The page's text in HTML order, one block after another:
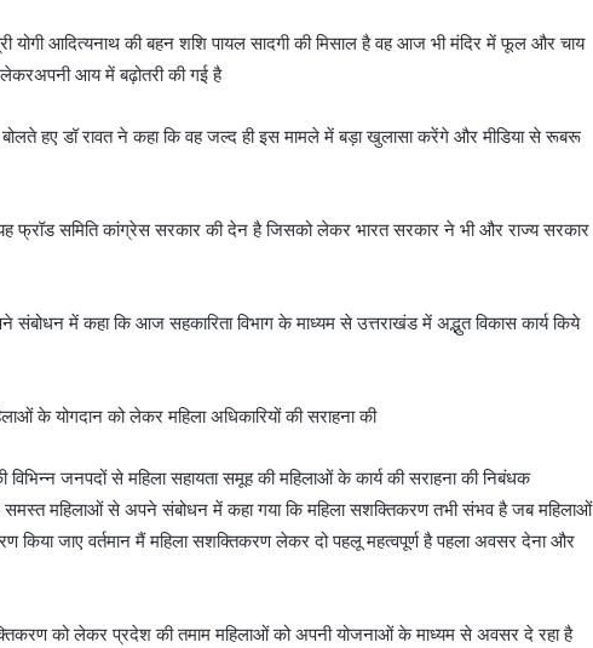
योगी आदित्यनाथ की बहन शशि पायल सादगी की मिसाल है वह आज भी मंदिर में फूल और चाय
लेकरअपनी आय में बढ़ोतरी की गई है
बोलते हए डॉ रावत ने कहा कि वह जल्द ही इस मामले में बड़ा खुलासा करेंगे और मीडिया से रूबरू
फ्रॉड समिति कांग्रेस सरकार की देन है जिसको लेकर भारत सरकार ने भी और राज्य सरकार
संबोधन में कहा कि आज सहकारिता विभाग के माध्यम से उत्तराखंड में अद्भुत विकास कार्य किये
के योगदान को लेकर महिला अधिकारियों की सराहना की
विभिन्न जनपदों से महिला सहायता समूह की महिलाओं के कार्य की सराहना की निबंधक
समस्त महिलाओं से अपने संबोधन में कहा गया कि महिला सशक्तिकरण तभी संभव है जब महिलाओं
किया जाए वर्तमान मैं महिला सशक्तिकरण लेकर दो पहलू महत्वपूर्ण है पहला अवसर देना और
को लेकर प्रदेश की तमाम महिलाओं को अपनी योजनाओं के माध्यम से अवसर दे रहा है